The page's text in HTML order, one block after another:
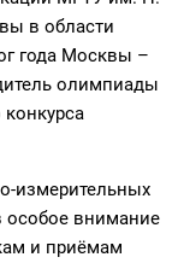
в области
года Москвы –
олимпиады
измерительных
особое внимание
и приёмам